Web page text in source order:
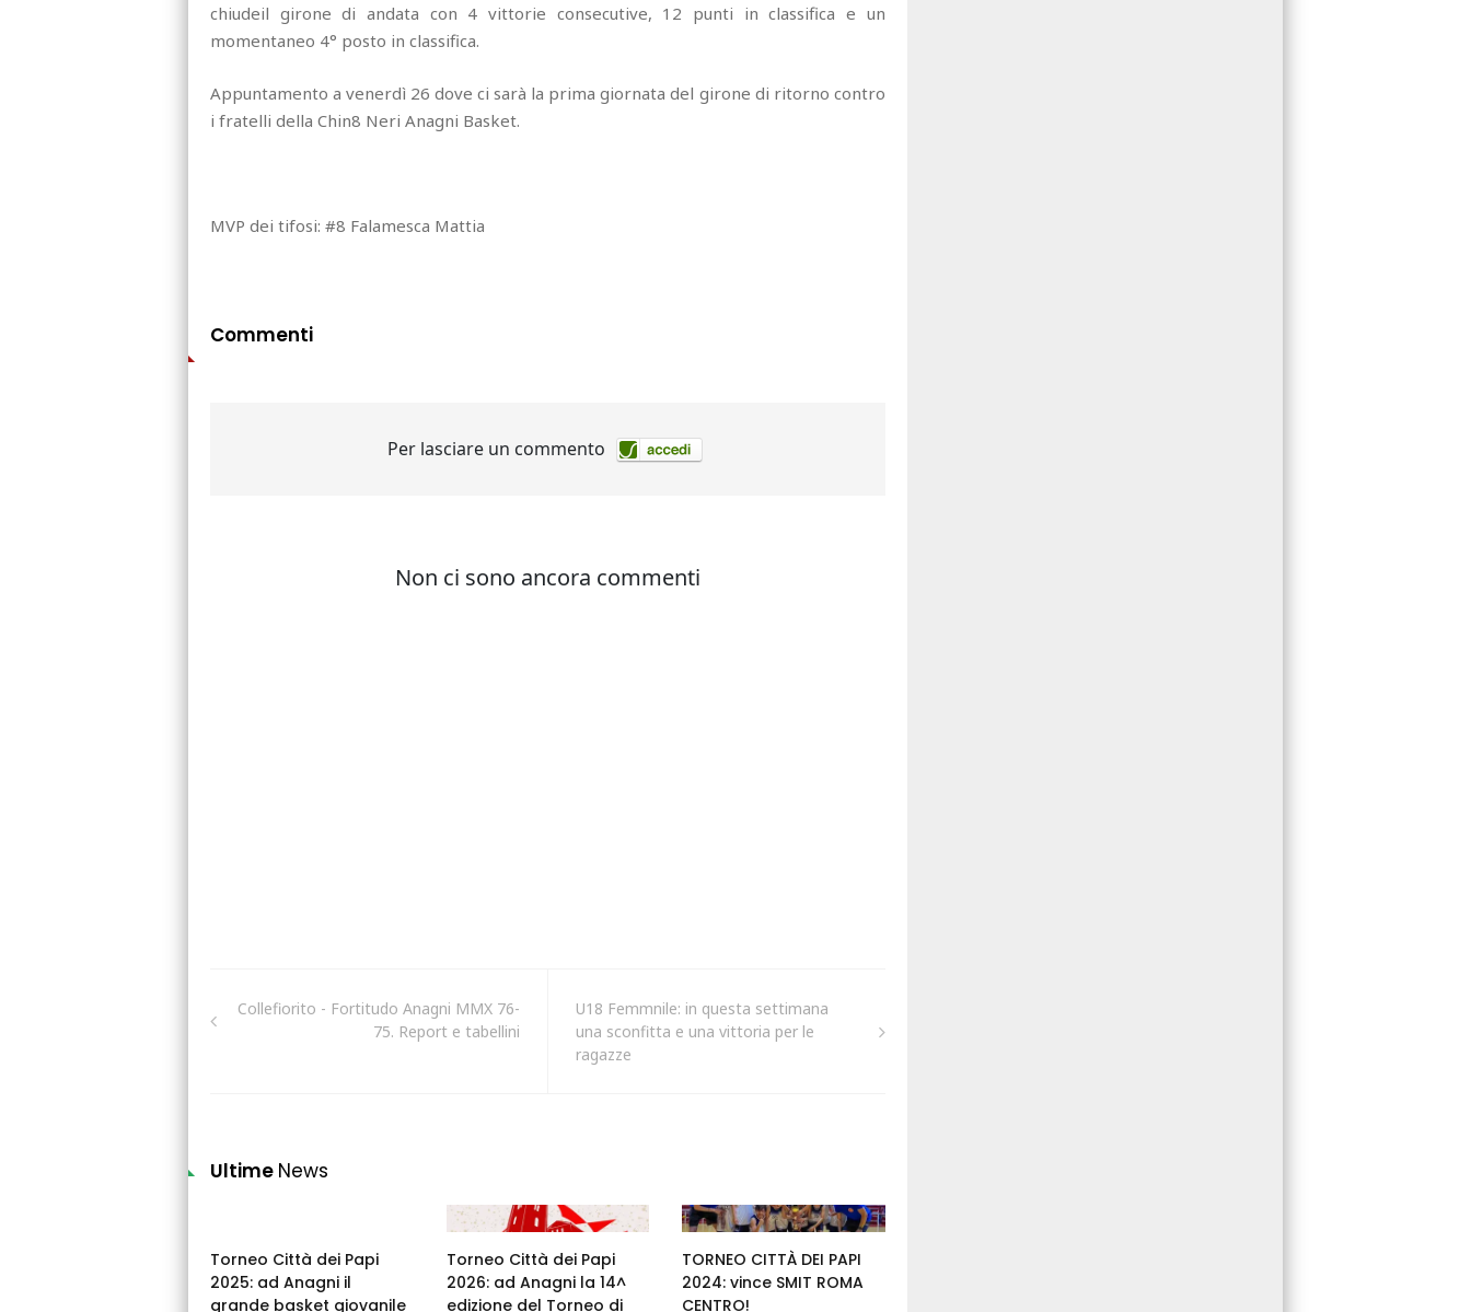
chiudeil girone di andata con 4 vittorie consecutive, 12 punti in classifica e un
momentaneo 4° posto in classifica.
Appuntamento a venerdì 26 dove ci sarà la prima giornata del girone di ritorno contro
i fratelli della Chin8 Neri Anagni Basket.
MVP dei tifosi: #8 Falamesca Mattia
Commenti
Collefiorito - Fortitudo Anagni MMX 76-
75. Report e tabellini
U18 Femmnile: in questa settimana
una sconfitta e una vittoria per le
ragazze
Ultime News
Torneo Città dei Papi
2025: ad Anagni il
grande basket giovanile
Torneo Città dei Papi
2026: ad Anagni la 14^
edizione del Torneo di
TORNEO CITTÀ DEI PAPI
2024: vince SMIT ROMA
CENTRO!